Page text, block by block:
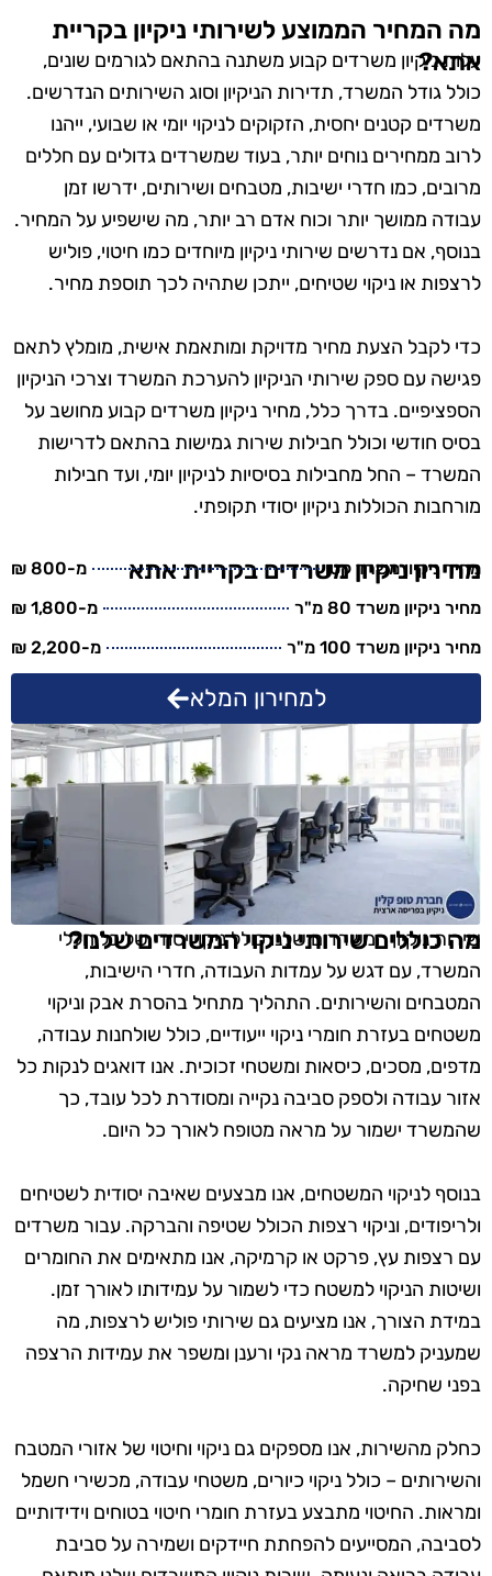
מה המחיר הממוצע לשירותי ניקיון בקריית
אתא?
עלות ניקיון משרדים קבוע משתנה בהתאם לגורמים שונים,
כולל גודל המשרד, תדירות הניקיון וסוג השירותים הנדרשים.
משרדים קטנים יחסית, הזקוקים לניקוי יומי או שבועי, ייהנו
לרוב ממחירים נוחים יותר, בעוד שמשרדים גדולים עם חללים
מרובים, כמו חדרי ישיבות, מטבחים ושירותים, ידרשו זמן
עבודה ממושך יותר וכוח אדם רב יותר, מה שישפיע על המחיר.
בנוסף, אם נדרשים שירותי ניקיון מיוחדים כמו חיטוי, פוליש
לרצפות או ניקוי שטיחים, ייתכן שתהיה לכך תוספת מחיר.
כדי לקבל הצעת מחיר מדויקת ומותאמת אישית, מומלץ לתאם
פגישה עם ספק שירותי הניקיון להערכת המשרד וצרכי הניקיון
הספציפיים. בדרך כלל, מחיר ניקיון משרדים קבוע מחושב על
בסיס חודשי וכולל חבילות שירות גמישות בהתאם לדרישות
המשרד – החל מחבילות בסיסיות לניקיון יומי, ועד חבילות
מורחבות הכוללות ניקיון יסודי תקופתי.
מחירון ניקיון משרדים בקריית אתא
מחיר ניקיון משרד קטן
מ-800 ₪
מחיר ניקיון משרד 80 מ"ר
מ-1,800 ₪
מחיר ניקיון משרד 100 מ"ר
מ-2,200 ₪
למחירון המלא
מה כוללים שירותי ניקוי המשרדים שלנו?
שירות ניקיון המשרדים שלנו כולל ניקוי יסודי של כל חללי
המשרד, עם דגש על עמדות העבודה, חדרי הישיבות,
המטבחים והשירותים. התהליך מתחיל בהסרת אבק וניקוי
משטחים בעזרת חומרי ניקוי ייעודיים, כולל שולחנות עבודה,
מדפים, מסכים, כיסאות ומשטחי זכוכית. אנו דואגים לנקות כל
אזור עבודה ולספק סביבה נקייה ומסודרת לכל עובד, כך
שהמשרד ישמור על מראה מטופח לאורך כל היום.
בנוסף לניקוי המשטחים, אנו מבצעים שאיבה יסודית לשטיחים
ולריפודים, וניקוי רצפות הכולל שטיפה והברקה. עבור משרדים
עם רצפות עץ, פרקט או קרמיקה, אנו מתאימים את החומרים
ושיטות הניקוי למשטח כדי לשמור על עמידותו לאורך זמן.
במידת הצורך, אנו מציעים גם שירותי פוליש לרצפות, מה
שמעניק למשרד מראה נקי ורענן ומשפר את עמידות הרצפה
בפני שחיקה.
כחלק מהשירות, אנו מספקים גם ניקוי וחיטוי של אזורי המטבח
והשירותים – כולל ניקוי כיורים, משטחי עבודה, מכשירי חשמל
ומראות. החיטוי מתבצע בעזרת חומרי חיטוי בטוחים וידידותיים
לסביבה, המסייעים להפחתת חיידקים ושמירה על סביבת